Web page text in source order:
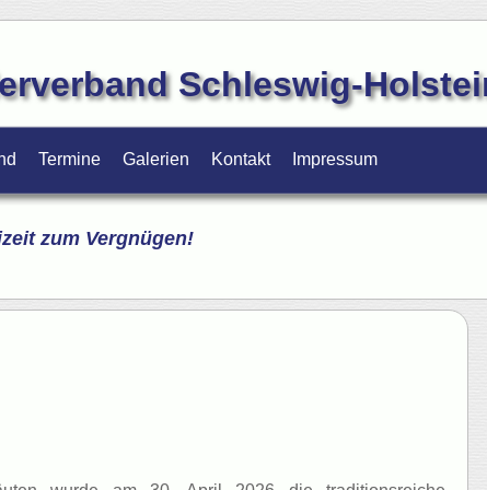
Termine Galerien Kontakt Impressum
Schleswig-
zum Vergnügen!